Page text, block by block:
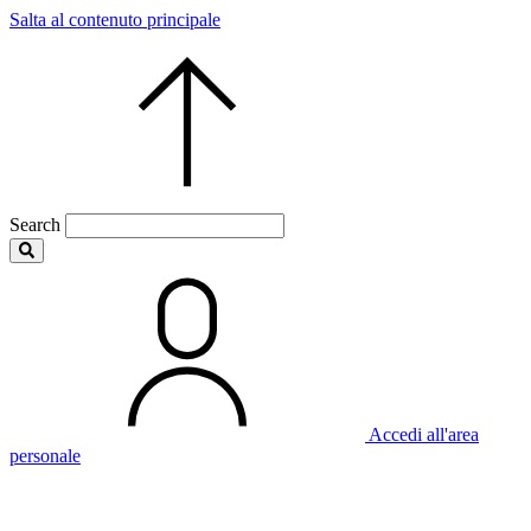
Salta al contenuto principale
Search
Accedi all'area
personale